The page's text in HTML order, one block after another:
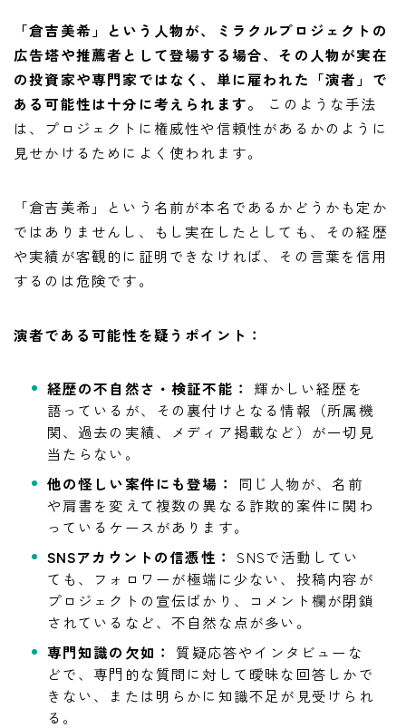
「倉吉美希」という人物が、ミラクルプロジェクトの
広告塔や推薦者として登場する場合、その人物が実在
の投資家や専門家ではなく、単に雇われた「演者」で
ある可能性は十分に考えられます。
このような手法
は、プロジェクトに権威性や信頼性があるかのように
見せかけるためによく使われます。
「倉吉美希」という名前が本名であるかどうかも定か
ではありませんし、もし実在したとしても、その経歴
や実績が客観的に証明できなければ、その言葉を信用
するのは危険です。
演者である可能性を疑うポイント：
経歴の不自然さ・検証不能：
輝かしい経歴を
語っているが、その裏付けとなる情報（所属機
関、過去の実績、メディア掲載など）が一切見
当たらない。
他の怪しい案件にも登場：
同じ人物が、名前
や肩書を変えて複数の異なる詐欺的案件に関わ
っているケースがあります。
SNSアカウントの信憑性： SNSで活動してい
ても、フォロワーが極端に少ない、投稿内容が
プロジェクトの宣伝ばかり、コメント欄が閉鎖
されているなど、不自然な点が多い。
専門知識の欠如： 質疑応答やインタビューな
どで、専門的な質問に対して曖昧な回答しかで
きない、または明らかに知識不足が見受けられ
る。